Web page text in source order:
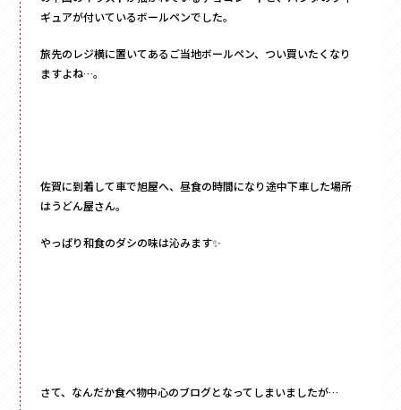
ギュアが付いているボールペンでした。
旅先のレジ横に置いてあるご当地ボールペン、つい買いたくなり
ますよね…。
佐賀に到着して車で旭屋へ、昼食の時間になり途中下車した場所
はうどん屋さん。
やっぱり和食のダシの味は沁みます✨
さて、なんだか食べ物中心のブログとなってしまいましたが…